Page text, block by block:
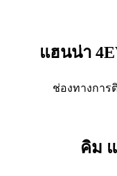
แฮนน่า
ช่องทางการ
คิม